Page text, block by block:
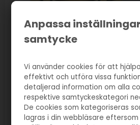
Anpassa
samtycke
Vi använder cookies för att
effektivt och utföra vissa
detaljerad information om alla
respektive samtyckeskategori
De cookies som kategoriseras
lagras i din webbläsare
Varunr. 3039
Medalj Mexico